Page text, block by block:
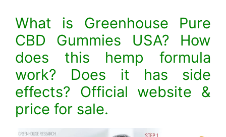
What is Greenhouse Pure
CBD Gummies USA? How
does this hemp formula
work? Does it has side
effects? Official website &
price for sale.